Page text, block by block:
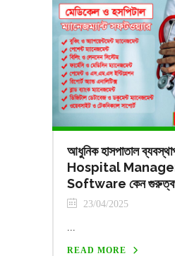
আধুনিক হাসপাতাল
Hospital
Software কেন
23/04/2025
...
READ MORE